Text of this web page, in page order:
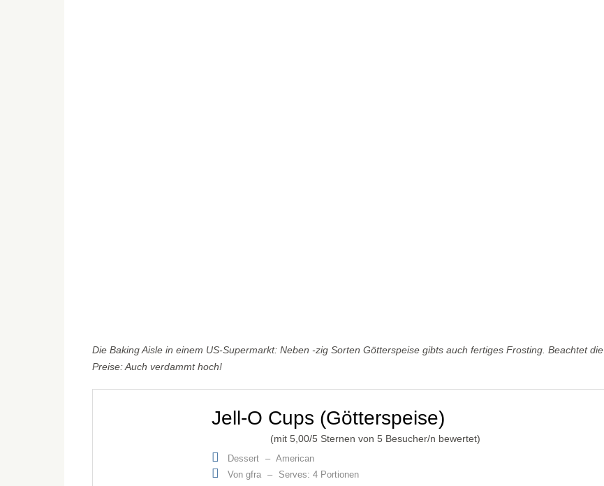
Die Baking Aisle in einem US-Supermarkt: Neben -zig Sorten Götterspeise gibts auch fertiges Frosting. Beachtet die
Preise: Auch verdammt hoch!
Jell-O Cups (Götterspeise)
(mit 5,00/5 Sternen von 5 Besucher/n bewertet)
Dessert – American
Von gfra – Serves: 4 Portionen